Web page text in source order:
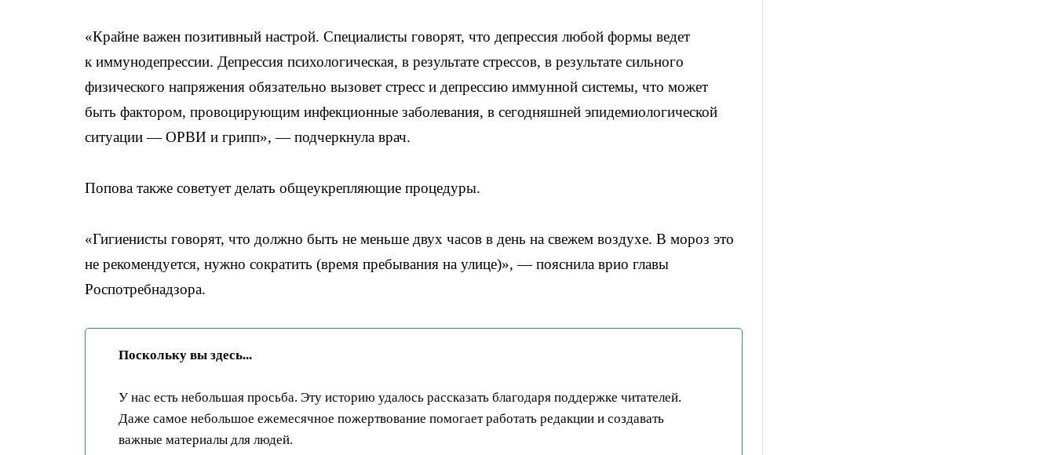
«Крайне важен позитивный настрой. Специалисты говорят, что депрессия любой формы ведет
к иммунодепрессии. Депрессия психологическая, в результате стрессов, в результате сильного
физического напряжения обязательно вызовет стресс и депрессию иммунной системы, что может
быть фактором, провоцирующим инфекционные заболевания, в сегодняшней эпидемиологической
ситуации — ОРВИ и грипп», — подчеркнула врач.
Попова также советует делать общеукрепляющие процедуры.
«Гигиенисты говорят, что должно быть не меньше двух часов в день на свежем воздухе. В мороз это
не рекомендуется, нужно сократить (время пребывания на улице)», — пояснила врио главы
Роспотребнадзора.
Поскольку вы здесь...
У нас есть небольшая просьба. Эту историю удалось рассказать благодаря поддержке читателей.
Даже самое небольшое ежемесячное пожертвование помогает работать редакции и создавать
важные материалы для людей.